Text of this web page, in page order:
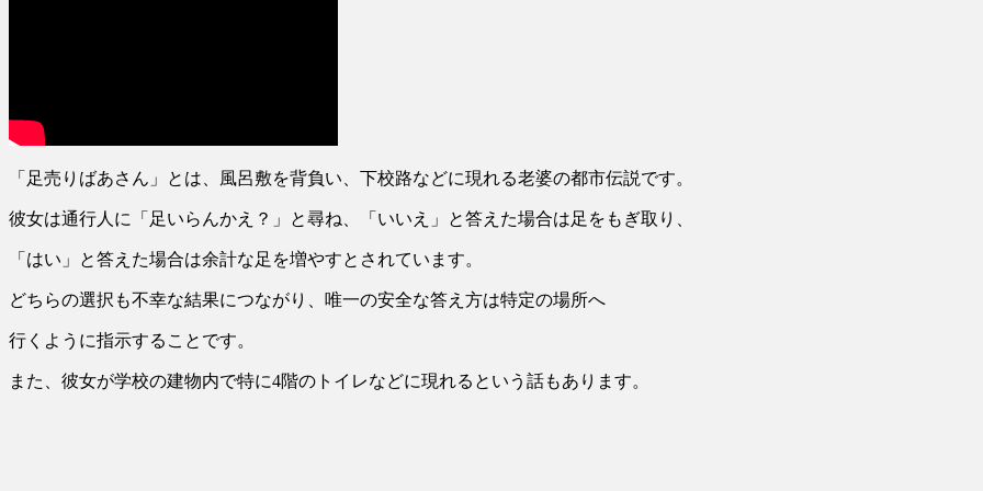
「足売りばあさん」とは、風呂敷を背負い、下校路などに現れる老婆の都市伝説です。
彼女は通行人に「足いらんかえ？」と尋ね、「いいえ」と答えた場合は足をもぎ取り、
「はい」と答えた場合は余計な足を増やすとされています。
どちらの選択も不幸な結果につながり、唯一の安全な答え方は特定の場所へ
行くように指示することです。
また、彼女が学校の建物内で特に4階のトイレなどに現れるという話もあります。